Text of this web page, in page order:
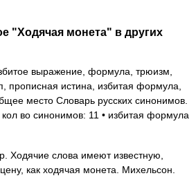
"Ходячая монета" в других
выражение, формула, трюизм,
прописная истина, избитая формула,
место Словарь русских синонимов.
во синонимов: 11 • избитая формула
Ходячие слова имеют известную,
как ходячая монета. Михельсон.